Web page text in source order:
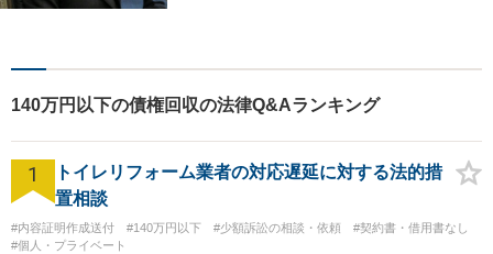
140万円以下の債権回収の法律Q&Aランキング
1
トイレリフォーム業者の対応遅延に対する法的措
置相談
#内容証明作成送付 #140万円以下 #少額訴訟の相談・依頼
#契約書・借用書なし
#個人・プライベート